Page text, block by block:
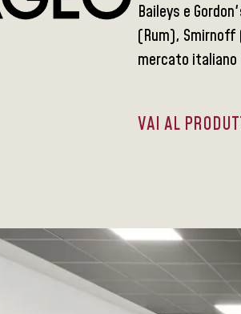
Baileys e
(Rum), Smirnoff
mercato italiano
VAI AL